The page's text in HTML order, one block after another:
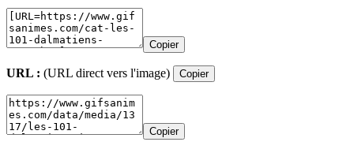
Copier
URL : (URL direct vers l'image) Copier
Copier